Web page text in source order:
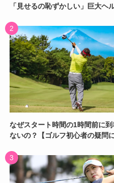
「見せるの恥ずかしい」巨大ヘ
なぜスタート時間の1時間前に
ないの？【ゴルフ初心者の疑問